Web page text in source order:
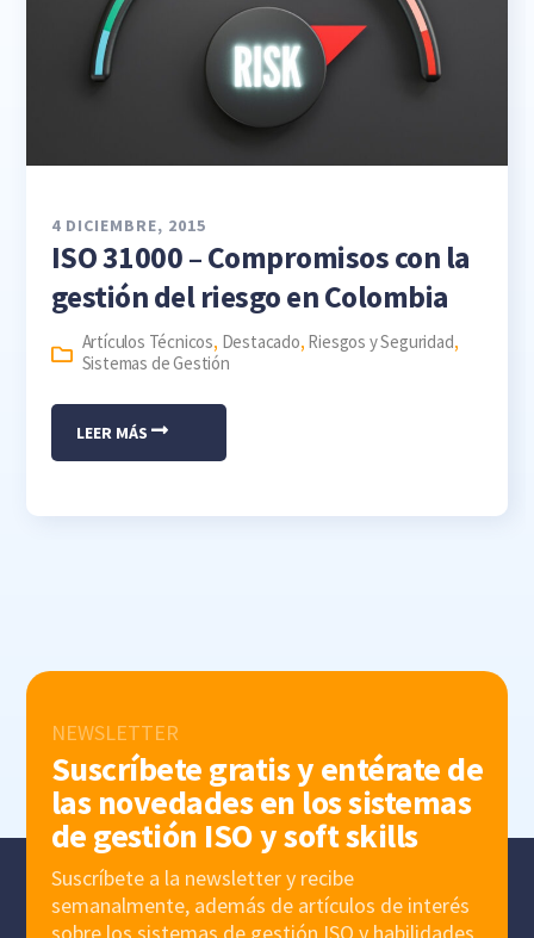
4 DICIEMBRE, 2015
ISO 31000 – Compromisos con la
gestión del riesgo en Colombia
Artículos Técnicos, Destacado, Riesgos y Seguridad,
Sistemas de Gestión
LEER MÁS
NEWSLETTER
Suscríbete gratis y entérate de
las novedades en los sistemas
de gestión ISO y soft skills
Suscríbete a la newsletter y recibe
semanalmente, además de artículos de interés